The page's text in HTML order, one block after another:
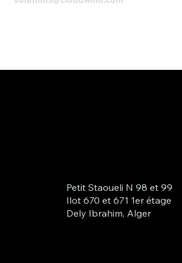
Petit Staoueli N 98 et 99
Ilot 670 et 671 1er étage
Dely Ibrahim, Alger